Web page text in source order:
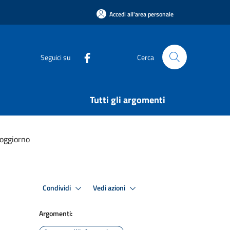
Accedi all'area personale
Seguici su Cerca
Tutti gli argomenti
Condividi Vedi azioni
Argomenti: